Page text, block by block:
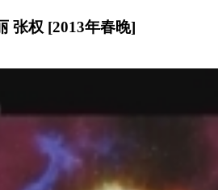
张权 [2013年春晚]